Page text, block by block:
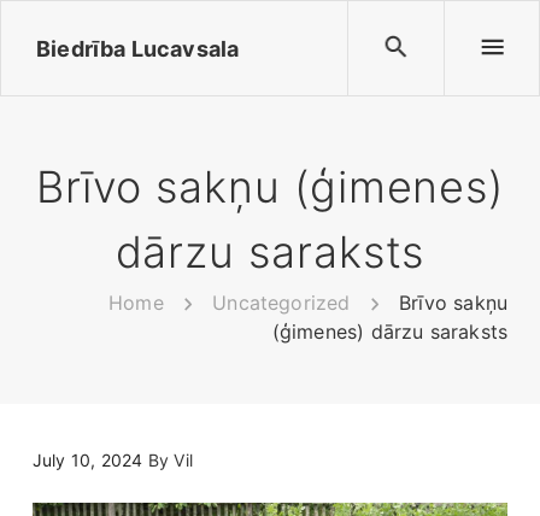
Biedrība Lucavsala
Brīvo sakņu (ģimenes)
dārzu saraksts
Home Uncategorized
Brīvo sakņu
(ģimenes) dārzu saraksts
July 10, 2024 ByVil